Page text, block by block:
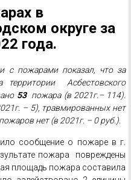
в
округе за
года.
с пожарами показал, что за
Асбестовского
53 пожара (в 2021г.– 114).
– 5), травмированных нет
нет (в 2021г. – 0 руб.).
сообщение о пожаре в г.
пожара повреждены
площадь пожара составила